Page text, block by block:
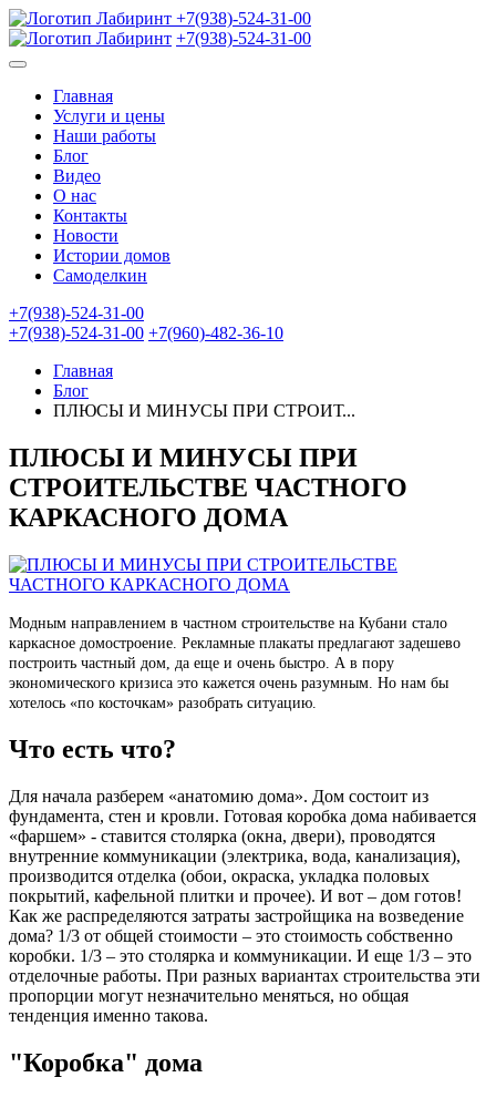
+7(938)-524-31-00
+7(938)-524-31-00
Главная
Услуги и цены
Наши работы
Блог
Видео
О нас
Контакты
Новости
Истории домов
Самоделкин
+7(938)-524-31-00
+7(938)-524-31-00 +7(960)-482-36-10
Главная
Блог
ПЛЮСЫ И МИНУСЫ ПРИ СТРОИТ...
ПЛЮСЫ И МИНУСЫ ПРИ
СТРОИТЕЛЬСТВЕ ЧАСТНОГО
КАРКАСНОГО ДОМА
Модным направлением в частном строительстве на Кубани стало
каркасное домостроение. Рекламные плакаты предлагают задешево
построить частный дом, да еще и очень быстро. А в пору
экономического кризиса это кажется очень разумным. Но нам бы
хотелось «по косточкам» разобрать ситуацию.
Что есть что?
Для начала разберем «анатомию дома». Дом состоит из
фундамента, стен и кровли. Готовая коробка дома набивается
«фаршем» - ставится столярка (окна, двери), проводятся
внутренние коммуникации (электрика, вода, канализация),
производится отделка (обои, окраска, укладка половых
покрытий, кафельной плитки и прочее). И вот – дом готов!
Как же распределяются затраты застройщика на возведение
дома? 1/3 от общей стоимости – это стоимость собственно
коробки. 1/3 – это столярка и коммуникации. И еще 1/3 – это
отделочные работы. При разных вариантах строительства эти
пропорции могут незначительно меняться, но общая
тенденция именно такова.
"Коробка" дома